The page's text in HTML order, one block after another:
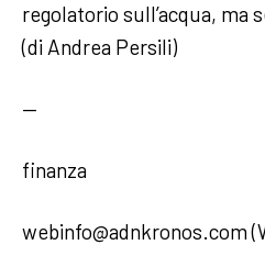
regolatorio sull’acqua, ma
(di Andrea Persili)
—
finanza
webinfo@adnkronos.com